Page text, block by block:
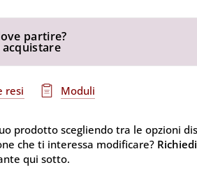
partire?
resi Moduli
prodotto scegliendo tra le opzioni
che ti interessa modificare?
qui sotto.